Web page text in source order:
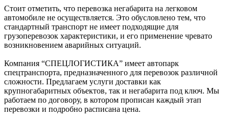
Стоит отметить, что перевозка негабарита на легковом
автомобиле не осуществляется. Это обусловлено тем, что
стандартный транспорт не имеет подходящие для
грузоперевозок характеристики, и его применение чревато
возникновением аварийных ситуаций.
Компания “СПЕЦЛОГИСТИКА” имеет автопарк
спецтранспорта, предназначенного для перевозок различной
сложности. Предлагаем услуги доставки как
крупногабаритных объектов, так и негабарита под ключ. Мы
работаем по договору, в котором прописан каждый этап
перевозки и подробно расписана цена.